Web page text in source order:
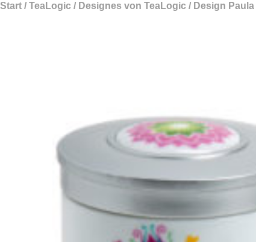
Start / TeaLogic / Designes von TeaLogic / Design Paula